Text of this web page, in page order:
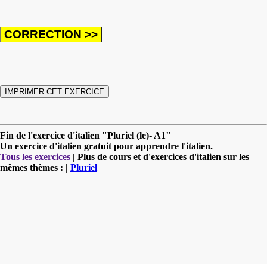
Fin de l'exercice d'italien "Pluriel (le)- A1"
Un exercice d'italien gratuit pour apprendre l'italien.
Tous les exercices | Plus de cours et d'exercices d'italien sur les
mêmes thèmes : | Pluriel